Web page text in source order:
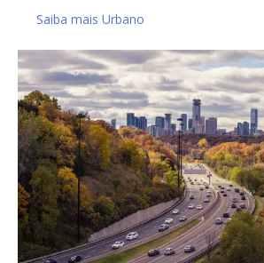
Saiba mais Urbano